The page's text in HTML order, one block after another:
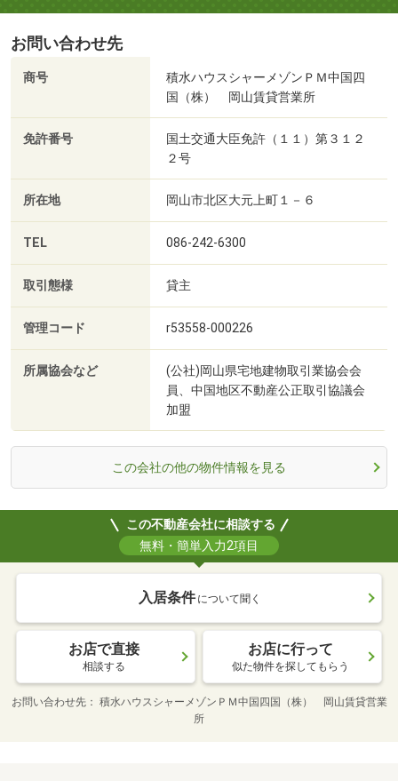
お問い合わせ先
商号
積水ハウスシャーメゾンＰＭ中国四
国（株） 岡山賃貸営業所
免許番号
国土交通大臣免許（１１）第３１２
２号
所在地 岡山市北区大元上町１－６
TEL 086-242-6300
取引態様 貸主
管理コード r53558-000226
所属協会など
(公社)岡山県宅地建物取引業協会会
員、中国地区不動産公正取引協議会
加盟
この会社の他の物件情報を見る
この不動産会社に相談する
無料・簡単入力2項目
入居条件 について聞く
お店で直接
相談する
お店に行って
似た物件を探してもらう
お問い合わせ先
積水ハウスシャーメゾンＰＭ中国四国（株） 岡山賃貸営業
所